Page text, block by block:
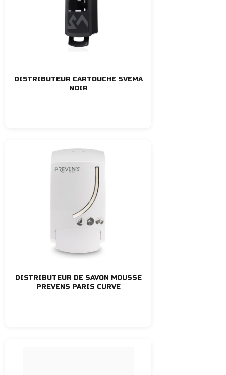
DISTRIBUTEUR CARTOUCHE SVEMA
NOIR
DISTRIBUTEUR DE SAVON MOUSSE
PREVENS PARIS CURVE